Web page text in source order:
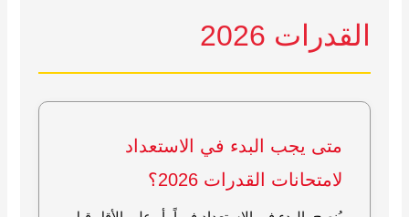
القدرات 2026
متى يجب البدء في الاستعداد
لامتحانات القدرات 2026؟